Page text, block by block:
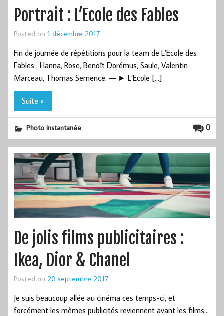
Portrait : L’Ecole des Fables
Posted on 1 décembre 2017
Fin de journée de répétitions pour la team de L’Ecole des
Fables : Hanna, Rose, Benoît Dorémus, Saule, Valentin
Marceau, Thomas Semence. — ► L’Ecole […]
Suite »
0
Photo instantanée
De jolis films publicitaires :
Ikea, Dior & Chanel
Posted on 20 septembre 2017
Je suis beaucoup allée au cinéma ces temps-ci, et
forcément les mêmes publicités reviennent avant les films…